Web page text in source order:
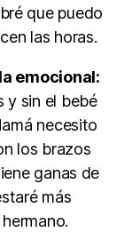
que puedo
las horas.
emocional:
y sin el bebé
necesito
los brazos
ganas de
más